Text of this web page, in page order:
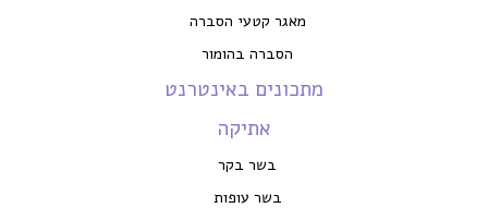
מאגר קטעי הסברה
הסברה בהומור
מתכונים באינטרנט
אתיקה
בשר בקר
בשר עופות